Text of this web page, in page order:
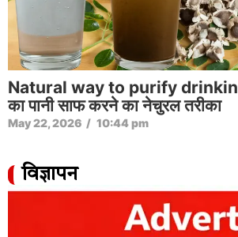
Natural way to purify
का पानी साफ करने का नेचुरल तरीका
May 22, 2026 / 10:44 pm
विज्ञापन